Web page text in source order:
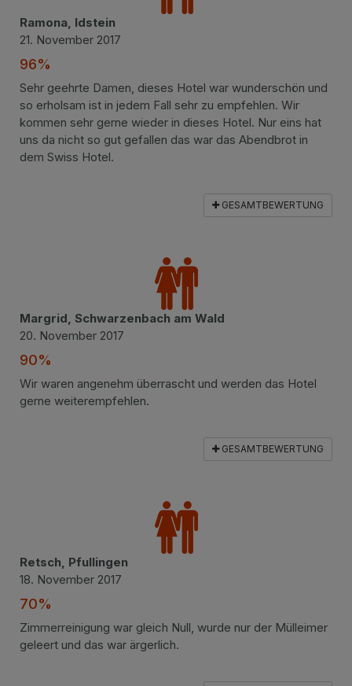
Ramona, Idstein
21. November 2017
96%
Sehr geehrte Damen, dieses Hotel war wunderschön und
so erholsam ist in jedem Fall sehr zu empfehlen. Wir
kommen sehr gerne wieder in dieses Hotel. Nur eins hat
uns da nicht so gut gefallen das war das Abendbrot in
dem Swiss Hotel.
GESAMTBEWERTUNG
Margrid, Schwarzenbach am Wald
20. November 2017
90%
Wir waren angenehm überrascht und werden das Hotel
gerne weiterempfehlen.
GESAMTBEWERTUNG
Retsch, Pfullingen
18. November 2017
70%
Zimmerreinigung war gleich Null, wurde nur der Mülleimer
geleert und das war ärgerlich.